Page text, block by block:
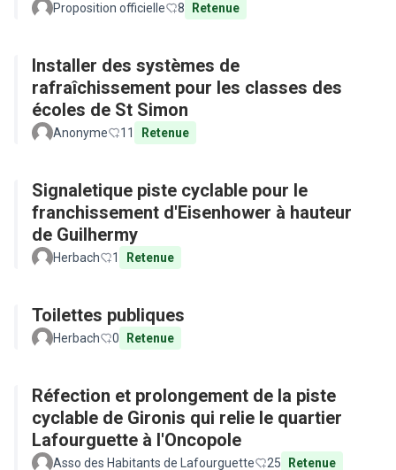
Proposition officielle 8 Retenue
Installer des systèmes de
rafraîchissement pour les classes des
écoles de St Simon
Anonyme 11 Retenue
Signaletique piste cyclable pour le
franchissement d'Eisenhower à hauteur
de Guilhermy
Herbach 1 Retenue
Toilettes publiques
Herbach 0 Retenue
Réfection et prolongement de la piste
cyclable de Gironis qui relie le quartier
Lafourguette à l'Oncopole
Asso des Habitants de Lafourguette 25 Retenue